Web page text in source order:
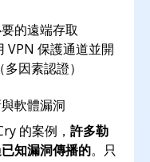
的遠端存取
VPN 保護通道並開
因素認證）
軟體漏洞
的案例， 許多勒
知漏洞傳播的。只